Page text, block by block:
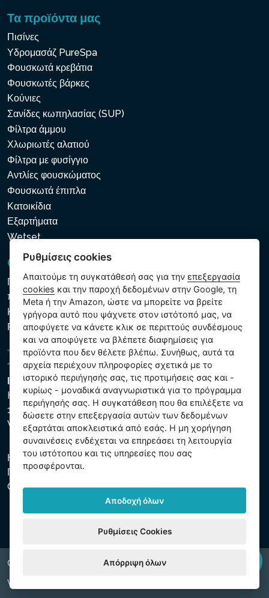
Τα προϊόντα μας
Πισίνες
Υδρομασάζ PureSpa
Φουσκωτά κρεβάτια
Φουσκωτές βάρκες
Κούνιες
Σανίδες κωπηλασίας (SUP)
Φίλτρα άμμου
Χλωριωτές αλατιού
Φίλτρα με φυσίγγιο
Αντλίες φουσκώματος
Φουσκωτά έπιπλα
Κατοικίδια
Εξαρτήματα
Wetset
GDPR και Cookies
Πολιτική προστασίας προσωπικών και λοιπών δεδομένων
που υποβάλλονται σε επεξεργασία
Κανόνες χρήσης των αρχείων cookie
Ρυθμίσεις cookies
Intex Trading, s.r.o.
Hradecká 2526/3
130 00 Praha 3
Vinohrady - Česká republika
Η εταιρεία είναι εγγεγραμμένη στο Δημοτικό Δικαστήριο της
Πράγας, μέρος C, αύξ. αριθ. 74759. ΑΜΕ 26150808, ΑΦΜ
CZ26150808.
Copyright © 2026 INTEX TRADING s.r.o. All rights reserved.
Web by
Ρυθμίσεις cookies
Απαιτούμε τη συγκατάθεσή σας για τηνεπεξεργασία
cookies και την παροχή δεδομένων στην Google, τη
Meta ή την Amazon, ώστε να μπορείτε να βρείτε
γρήγορα αυτό που ψάχνετε στον ιστότοπό μας, να
αποφύγετε να κάνετε κλικ σε περιττούς συνδέσμους
και να αποφύγετε να βλέπετε διαφημίσεις για
προϊόντα που δεν θέλετε βλέπω. Συνήθως, αυτά τα
αρχεία περιέχουν πληροφορίες σχετικά με το
ιστορικό περιήγησής σας, τις προτιμήσεις σας και -
κυρίως - μοναδικά αναγνωριστικά για το πρόγραμμα
περιήγησής σας. Η συγκατάθεση που θα επιλέξετε να
δώσετε στην επεξεργασία αυτών των δεδομένων
εξαρτάται αποκλειστικά από εσάς. Η μη χορήγηση
συναινέσεις ενδέχεται να επηρεάσει τη λειτουργία
του ιστότοπου και τις υπηρεσίες που σας
προσφέρονται.
Αποδοχή όλων
Ρυθμίσεις Cookies
Απόρριψη όλων